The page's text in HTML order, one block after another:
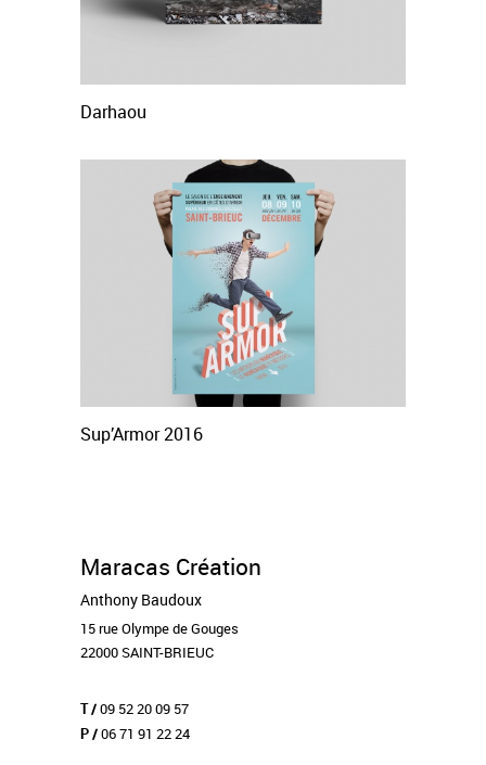
Darhaou
Sup’Armor 2016
Maracas Création
Anthony Baudoux
15 rue Olympe de Gouges
22000 SAINT-BRIEUC
T / 09 52 20 09 57
P / 06 71 91 22 24